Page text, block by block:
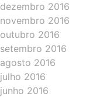
dezembro 2016
novembro 2016
outubro 2016
setembro 2016
agosto 2016
julho 2016
junho 2016